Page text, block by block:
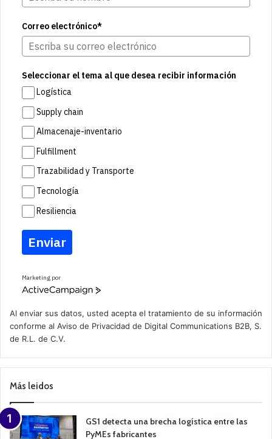
Correo electrónico*
Seleccionar el tema al que desea recibir información
Logística
Supply chain
Almacenaje-inventario
Fulfillment
Trazabilidad y Transporte
Tecnología
Resiliencia
Enviar
Marketing por
A
v
e
a
m
a
n
Al enviar sus datos, usted acepta el tratamiento de su información
conforme al Aviso de Privacidad de Digital Communications B2B, S.
de R.L. de C.V.
Más leidos
GS1 detecta una brecha logística entre las
PyMEs fabricantes